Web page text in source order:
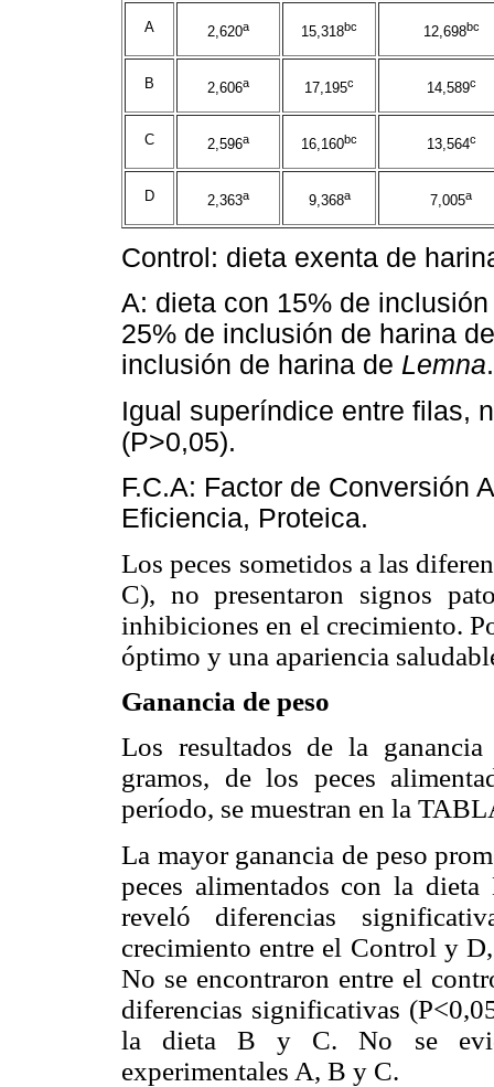
A 2,620a 15,318bc 12,698bc
B 2,606a 17,195c 14,589c
C 2,596a 16,160bc 13,564c
D 2,363a 9,368a 7,005a
Control: dieta exenta de
A: dieta con 15% de
25% de inclusión de harina
inclusión de harina de Lemna
Igual superíndice entre filas,
(P>0,05).
F.C.A: Factor de Conversión
Eficiencia, Proteica.
Los peces sometidos a las
C), no presentaron signos
inhibiciones en el crecimiento.
óptimo y una apariencia
Ganancia de peso
Los resultados de la
gramos, de los peces
período, se muestran en la
La mayor ganancia de peso
peces alimentados con la
reveló diferencias
crecimiento entre el Control y
No se encontraron entre el
diferencias significativas
la dieta B y C. No se
experimentales A, B y C.